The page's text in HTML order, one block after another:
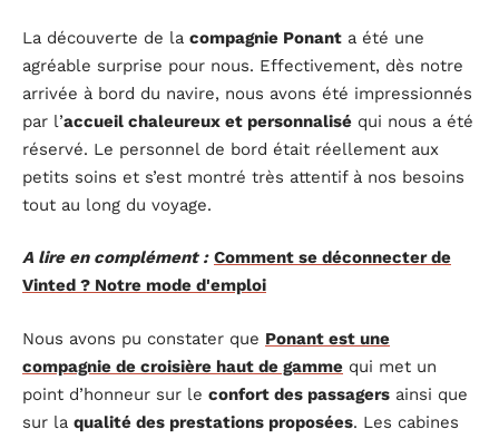
La découverte de la compagnie Ponant a été une
agréable surprise pour nous. Effectivement, dès notre
arrivée à bord du navire, nous avons été impressionnés
par l’accueil chaleureux et personnalisé qui nous a été
réservé. Le personnel de bord était réellement aux
petits soins et s’est montré très attentif à nos besoins
tout au long du voyage.
A lire en complément : Comment se déconnecter de
Vinted ? Notre mode d'emploi
Nous avons pu constater que Ponant est une
compagnie de croisière haut de gamme qui met un
point d’honneur sur le confort des passagers ainsi que
sur la qualité des prestations proposées. Les cabines